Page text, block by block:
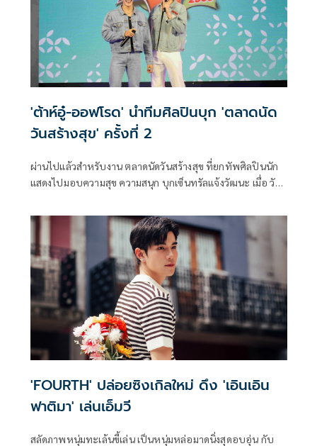
'ต้าห์อู๋-ออฟโรด' นำทีมศิลปินบุก 'ตลาดนัด
วันสร้างสุข' ครั้งที่ 2
ผ่านไปแล้วสำหรับงาน ตลาดนัดวันสร้างสุข ที่ยกทัพศิลปินนัก
แสดงไปมอบความสุข ความสนุก บุกเซ็นทรัลแจ้งวัฒนะ เมื่อ วัน
บันเทิงส่งตรงแฟนๆ ช่อง one31 และ GMM25 โดยมีศิลปินนัก
แสดงที่มาสลับสับเปลี่ยนกัน มอบความสนุกตลอดทั้ง 4 วันเต็ม
'FOURTH' ปล่อยซิงเกิลใหม่ ดึง 'เอินเอิน
ฟาติมา' เล่นเอ็มวี
สลัดภาพหนุ่มทะเล้นขี้เล่น เป็นหนุ่มหล่อมาดนิ่งสุดอบอุ่น กับ